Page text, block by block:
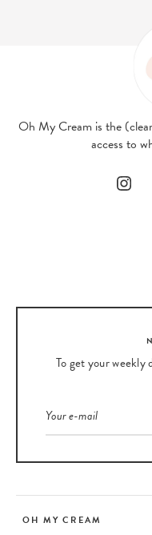
Oh My Cream is the
access to
To get your weekly
OH MY CREAM